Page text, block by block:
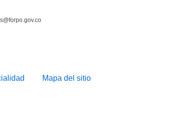
Mapa del sitio